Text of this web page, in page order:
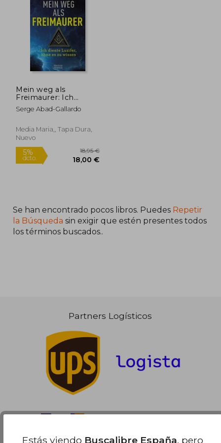
dcto.
Mein weg als
Freimaurer: Ich
Diente Luzifer, Ohne
es zu Wissen (en
Serge Abad-Gallardo
Media Maria,, Tapa Dura,
Nuevo
Se han encontrado pocos libros. Puedes Repetir
la Búsqueda sin exigir que estén presentes todos
los términos buscados..
Partners Logísticos
Estás viendo Buscalibre España, pero